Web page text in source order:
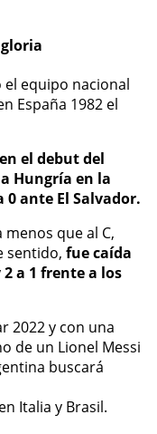
el equipo nacional
España 1982 el
el debut del
Hungría en la
ante El Salvador.
que al C,
sentido, fue caída
a 1 frente a los
2022 y con una
de un Lionel Messi
buscará
Italia y Brasil.